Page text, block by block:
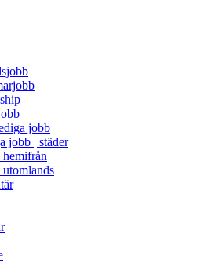
jobb
jobb | städer
hemifrån
utomlands